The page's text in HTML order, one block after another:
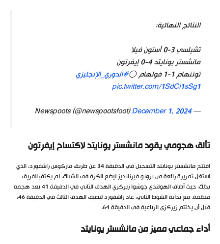
النتائج النهائية:
تشيلسي 3-0 أستون فيلا
مانشستر يونايتد 4-0 إيفرتون
توتنهام 1-1 فولهام ⚪
#الدوري_الإنجليزي
pic.twitter.com/1SdCi1sSg1
— Newspoots (@newspootsfoot)
December 1, 2024
تألق هجومي يقود مانشستر يونايتد لاكتساح إيفرتون
افتتح مانشستر يونايتد التسجيل في الدقيقة 34 عن طريق ماركوس راشفورد، الذي
استغل تمريرة رائعة من برونو فيرنانديز ليضع الكرة في الشباك. لم يكتفِ الفريق
بذلك، حيث أضاف الهولندي جوشوا زيركزي الهدف الثاني في الدقيقة 41 بعد هجمة
منظمة. مع بداية الشوط الثاني، عاد راشفورد ليضيف الهدف الثالث في الدقيقة 46،
قبل أن يختتم زيركزي الرباعية في الدقيقة 64.
أداء جماعي مميز من مانشستر يونايتد